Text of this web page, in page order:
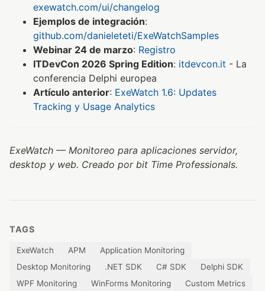
exewatch.com/ui/changelog
Ejemplos de integración:
github.com/danieleteti/ExeWatchSamples
Webinar 24 de marzo: Registro
ITDevCon 2026 Spring Edition: itdevcon.it - La
conferencia Delphi europea
Artículo anterior: ExeWatch 1.6: Updates
Tracking y Usage Analytics
ExeWatch — Monitoreo para aplicaciones servidor,
desktop y web. Creado por bit Time Professionals.
TAGS
ExeWatch APM
Application Monitoring
Desktop Monitoring
.NET SDK C# SDK
Delphi SDK
WPF Monitoring
WinForms Monitoring
Custom Metrics